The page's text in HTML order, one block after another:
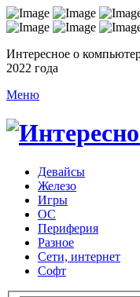
Интересное о
2022 года
Меню
Девайсы
Железо
Игры
ОС
Периферия
Разное
Сети, интернет
Софт